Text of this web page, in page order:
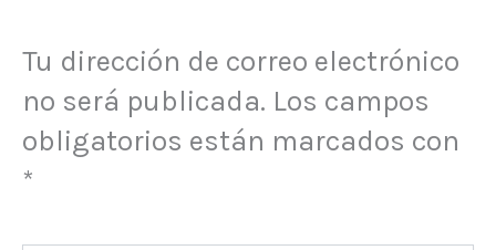
Tu dirección de correo electrónico
no será publicada. Los campos
obligatorios están marcados con
*